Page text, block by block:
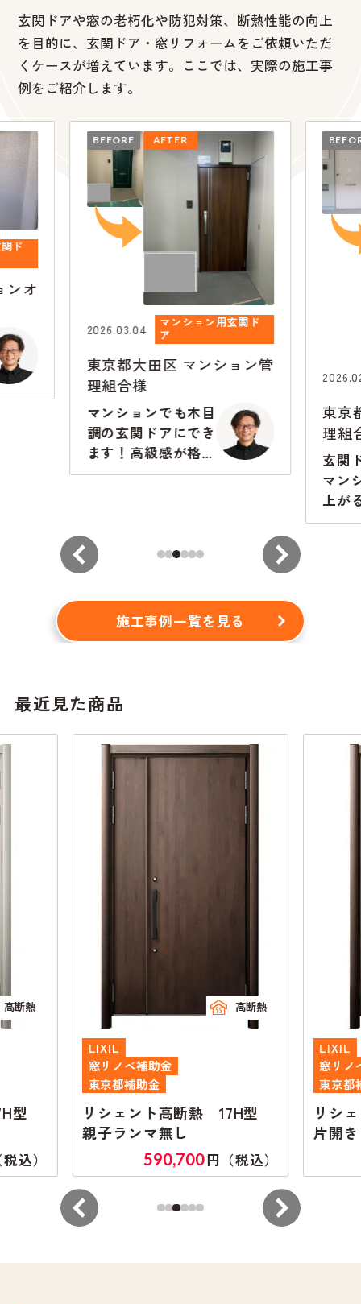
玄関ドアや窓の老朽化や防犯対策、断熱性能の向上
を目的に、 玄関ドア・窓リフォームをご依頼いただ
くケースが増えています。ここでは、実際の施工事
例をご紹介します。
ド
ンオ
BEFORE AFTER
2026.03.04
マンション用玄関ド
ア
東京都大田区 マンション管
理組合様
マンションでも木目
調の玄関ドアにでき
ます！高級感が格段
に違います
東京
理組
玄関
マン
上が
から
施工事例一覧を見る
最近見た商品
高断熱
型
込）
高断熱
LIXIL
窓リノベ補助金
東京都補助金
リシェント高断熱 17H型
親子ランマ無し
590,700円（税込）
LIXIL
窓リノ
東京都
リシ
片開